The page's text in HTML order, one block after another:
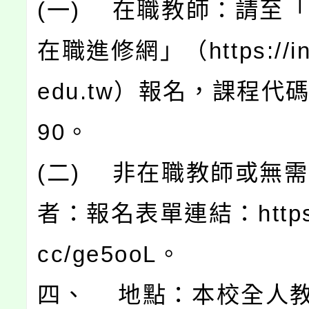
(一) 在職教師：請至「
在職進修網」（https://
edu.tw）報名，課程代
90。
(二) 非在職教師或無需
者：報名表單連結：
cc/ge5ooL。
四、 地點：本校全人